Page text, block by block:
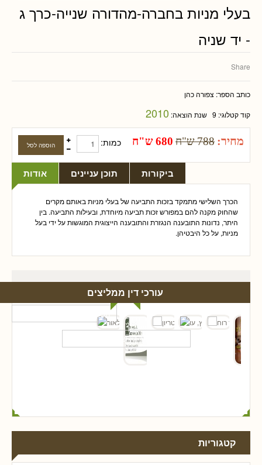
בעלי מניות בחברה-מהדורה שנייה-כרך ג
- יד שניה
Share
כותב הספר: צפורה כהן
קוד קטלוגי: 9 שנת הוצאה: 2010
מחיר: 788 ש"ח 680 ש"ח כמות:
אודות תוכן עניינים ביקורות
הכרך השלישי מתמקד בזכות התביעה של בעלי מניות באותם מקרים
שהחוק מקנה להם במפורש זכות תביעה מיוחדת, ובעילות התביעה. בין
היתר, נדונות התובענה הנגזרת והתובענה הייצוגית המוגשות על ידי בעל
מניות, על כל היבטיהן.
עורכי דין ממליצים
קטגוריות